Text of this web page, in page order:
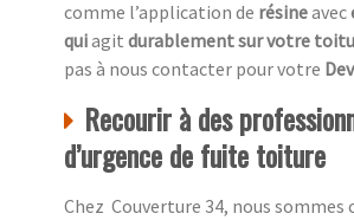
comme l’application de résineavec
quiagit durablement sur votre
pas à nous contacter pour votre
Recourir à des
d’urgence de fuite toiture
Chez Couverture 34, nous sommes